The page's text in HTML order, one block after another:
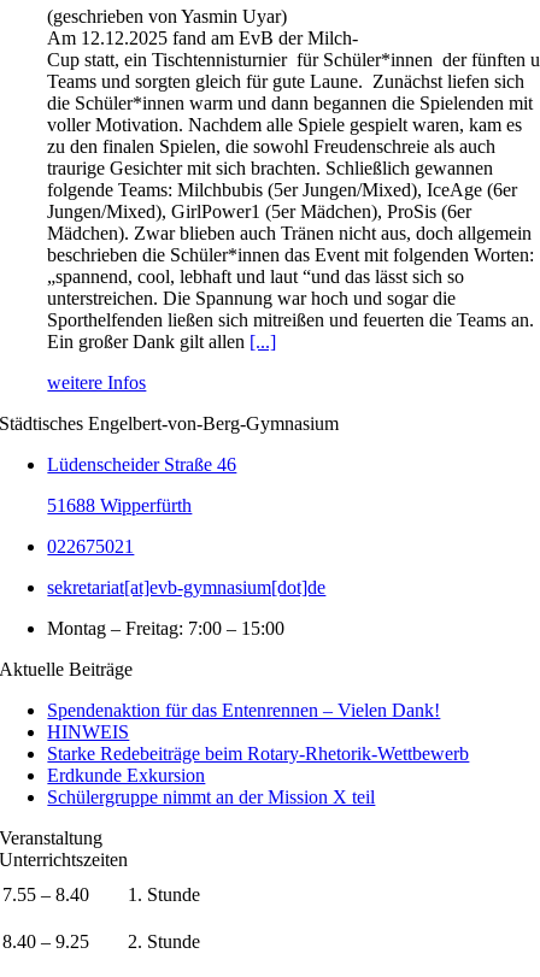
(geschrieben von Yasmin Uyar)
Am 12.12.2025 fand am EvB der Milch-
Cup statt, ein Tischtennisturnier für Schüler*innen der fünften
Teams und sorgten gleich für gute Laune. Zunächst liefen sich
die Schüler*innen warm und dann begannen die Spielenden mit
voller Motivation. Nachdem alle Spiele gespielt waren, kam es
zu den finalen Spielen, die sowohl Freudenschreie als auch
traurige Gesichter mit sich brachten. Schließlich gewannen
folgende Teams: Milchbubis (5er Jungen/Mixed), IceAge (6er
Jungen/Mixed), GirlPower1 (5er Mädchen), ProSis (6er
Mädchen). Zwar blieben auch Tränen nicht aus, doch allgemein
beschrieben die Schüler*innen das Event mit folgenden Worten:
„spannend, cool, lebhaft und laut “und das lässt sich so
unterstreichen. Die Spannung war hoch und sogar die
Sporthelfenden ließen sich mitreißen und feuerten die Teams an.
Ein großer Dank gilt allen [...]
weitere Infos
Städtisches Engelbert-von-Berg-Gymnasium
Lüdenscheider Straße 46
51688 Wipperfürth
022675021
sekretariat[at]evb-gymnasium[dot]de
Montag – Freitag: 7:00 – 15:00
Aktuelle Beiträge
Spendenaktion für das Entenrennen – Vielen Dank!
HINWEIS
Starke Redebeiträge beim Rotary-Rhetorik-Wettbewerb
Erdkunde Exkursion
Schülergruppe nimmt an der Mission X teil
Veranstaltung
Unterrichtszeiten
7.55 – 8.40
1. Stunde
8.40 – 9.25 2. Stunde